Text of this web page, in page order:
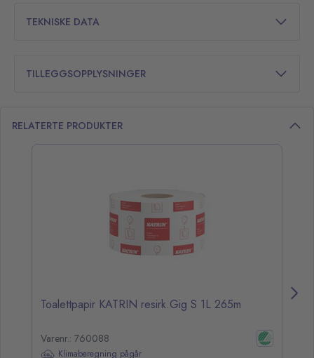
TEKNISKE DATA
TILLEGGSOPPLYSNINGER
RELATERTE PRODUKTER
Toalettpapir KATRIN resirk.Gig S 1L 265m
Varenr.: 760088
Klimaberegning pågår